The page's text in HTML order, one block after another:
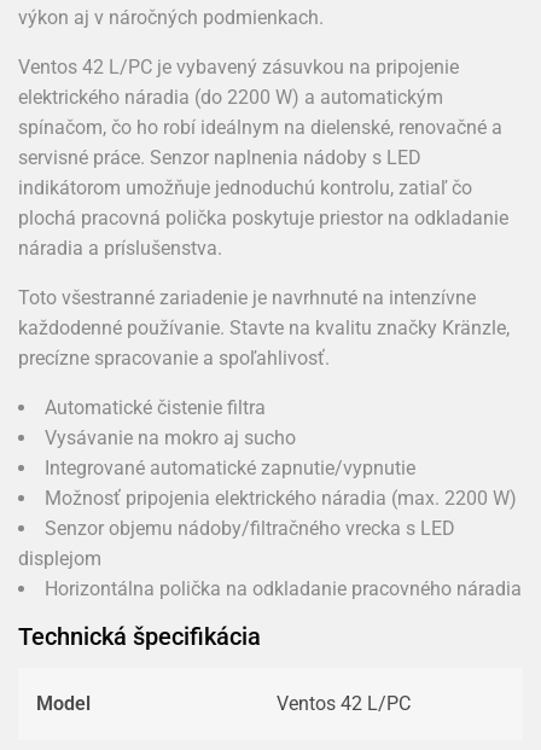
výkon aj v náročných podmienkach.
Ventos 42 L/PC je vybavený zásuvkou na pripojenie
elektrického náradia (do 2200 W) a automatickým
spínačom, čo ho robí ideálnym na dielenské, renovačné a
servisné práce. Senzor naplnenia nádoby s LED
indikátorom umožňuje jednoduchú kontrolu, zatiaľ čo
plochá pracovná polička poskytuje priestor na odkladanie
náradia a príslušenstva.
Toto všestranné zariadenie je navrhnuté na intenzívne
každodenné používanie. Stavte na kvalitu značky Kränzle,
precízne spracovanie a spoľahlivosť.
Automatické čistenie filtra
Vysávanie na mokro aj sucho
Integrované automatické zapnutie/vypnutie
Možnosť pripojenia elektrického náradia (max. 2200 W)
Senzor objemu nádoby/filtračného vrecka s LED
displejom
Horizontálna polička na odkladanie pracovného náradia
Technická špecifikácia
Model Ventos 42 L/PC